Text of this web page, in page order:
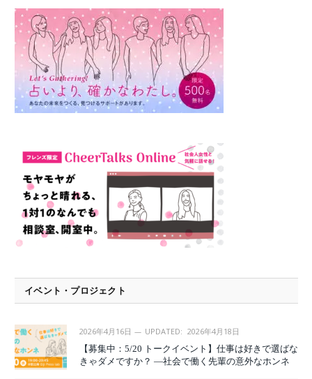
イベント・プロジェクト
2026年4月16日 UPDATED: 2026年4月18日
【募集中：5/20 トークイベント】仕事は好きで選ばな
きゃダメですか？ —社会で働く先輩の意外なホンネ